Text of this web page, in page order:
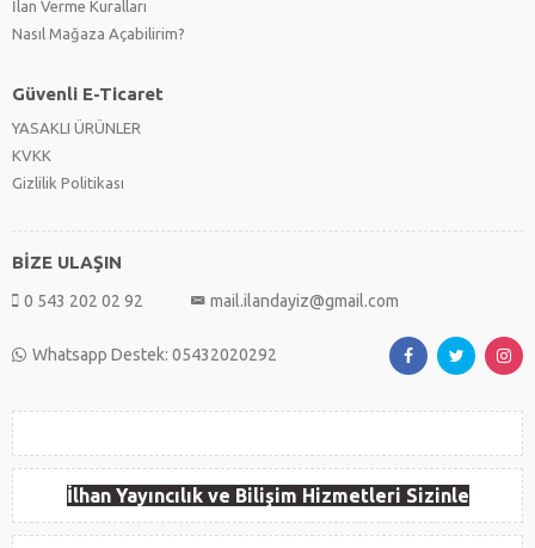
İlan Verme Kuralları
Nasıl Mağaza Açabilirim?
Güvenli E-Ticaret
YASAKLI ÜRÜNLER
KVKK
Gizlilik Politikası
BİZE ULAŞIN
0 543 202 02 92 mail.ilandayiz@gmail.com
Whatsapp Destek: 05432020292
İlhan Yayıncılık ve Bilişim Hizmetleri Sizinle